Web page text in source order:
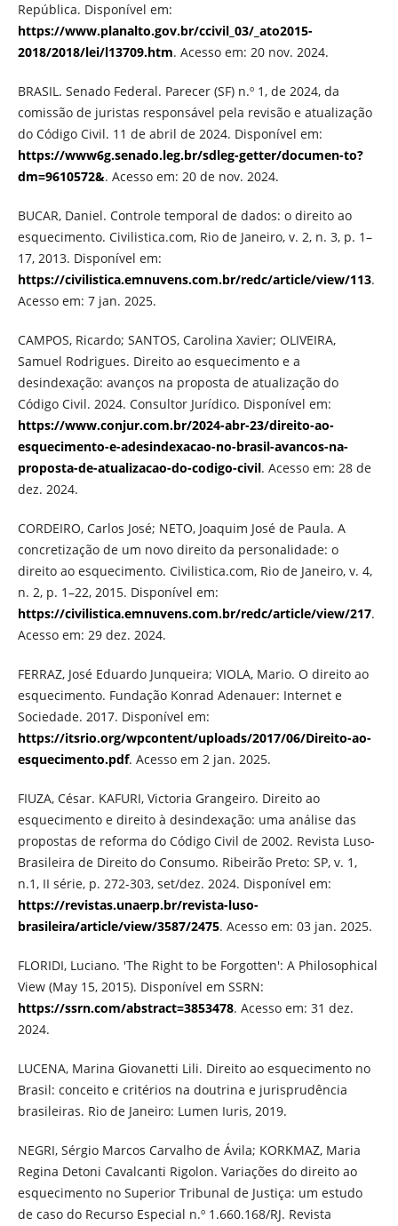
República. Disponível em:
https://www.planalto.gov.br/ccivil_03/_ato2015-
2018/2018/lei/l13709.htm. Acesso em: 20 nov. 2024.
BRASIL. Senado Federal. Parecer (SF) n.º 1, de 2024, da
comissão de juristas responsável pela revisão e atualização
do Código Civil. 11 de abril de 2024. Disponível em:
https://www6g.senado.leg.br/sdleg-getter/documen-to?
dm=9610572&. Acesso em: 20 de nov. 2024.
BUCAR, Daniel. Controle temporal de dados: o direito ao
esquecimento. Civilistica.com, Rio de Janeiro, v. 2, n. 3, p. 1–
17, 2013. Disponível em:
https://civilistica.emnuvens.com.br/redc/article/view/113.
Acesso em: 7 jan. 2025.
CAMPOS, Ricardo; SANTOS, Carolina Xavier; OLIVEIRA,
Samuel Rodrigues. Direito ao esquecimento e a
desindexação: avanços na proposta de atualização do
Código Civil. 2024. Consultor Jurídico. Disponível em:
https://www.conjur.com.br/2024-abr-23/direito-ao-
esquecimento-e-adesindexacao-no-brasil-avancos-na-
proposta-de-atualizacao-do-codigo-civil. Acesso em: 28 de
dez. 2024.
CORDEIRO, Carlos José; NETO, Joaquim José de Paula. A
concretização de um novo direito da personalidade: o
direito ao esquecimento. Civilistica.com, Rio de Janeiro, v. 4,
n. 2, p. 1–22, 2015. Disponível em:
https://civilistica.emnuvens.com.br/redc/article/view/217.
Acesso em: 29 dez. 2024.
FERRAZ, José Eduardo Junqueira; VIOLA, Mario. O direito ao
esquecimento. Fundação Konrad Adenauer: Internet e
Sociedade. 2017. Disponível em:
https://itsrio.org/wpcontent/uploads/2017/06/Direito-ao-
esquecimento.pdf. Acesso em 2 jan. 2025.
FIUZA, César. KAFURI, Victoria Grangeiro. Direito ao
esquecimento e direito à desindexação: uma análise das
propostas de reforma do Código Civil de 2002. Revista Luso-
Brasileira de Direito do Consumo. Ribeirão Preto: SP, v. 1,
n.1, II série, p. 272-303, set/dez. 2024. Disponível em:
https://revistas.unaerp.br/revista-luso-
brasileira/article/view/3587/2475. Acesso em: 03 jan. 2025.
FLORIDI, Luciano. 'The Right to be Forgotten': A Philosophical
View (May 15, 2015). Disponível em SSRN:
https://ssrn.com/abstract=3853478. Acesso em: 31 dez.
2024.
LUCENA, Marina Giovanetti Lili. Direito ao esquecimento no
Brasil: conceito e critérios na doutrina e jurisprudência
brasileiras. Rio de Janeiro: Lumen Iuris, 2019.
NEGRI, Sérgio Marcos Carvalho de Ávila; KORKMAZ, Maria
Regina Detoni Cavalcanti Rigolon. Variações do direito ao
esquecimento no Superior Tribunal de Justiça: um estudo
de caso do Recurso Especial n.º 1.660.168/RJ. Revista